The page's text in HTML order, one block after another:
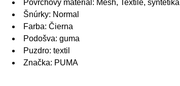
Povrchový materiál: Mesh, Textile, syntetika
Šnúrky: Normal
Farba: Čierna
Podošva: guma
Puzdro: textil
Značka: PUMA